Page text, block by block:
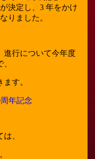
決定し、3 年をかけ
りました。
進行について今年度
す。
年記念
、